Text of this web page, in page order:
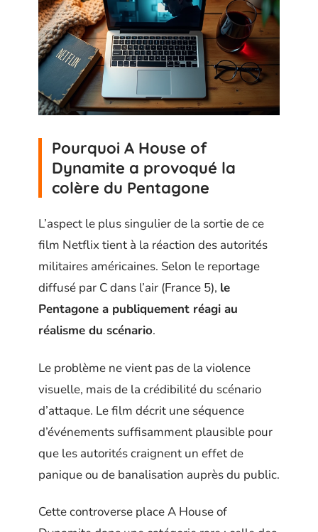
Pourquoi A House of
Dynamite a provoqué la
colère du Pentagone
L’aspect le plus singulier de la sortie de ce
film Netflix tient à la réaction des autorités
militaires américaines. Selon le reportage
diffusé par C dans l’air (France 5), le
Pentagone a publiquement réagi au
réalisme du scénario.
Le problème ne vient pas de la violence
visuelle, mais de la crédibilité du scénario
d’attaque. Le film décrit une séquence
d’événements suffisamment plausible pour
que les autorités craignent un effet de
panique ou de banalisation auprès du public.
Cette controverse place A House of